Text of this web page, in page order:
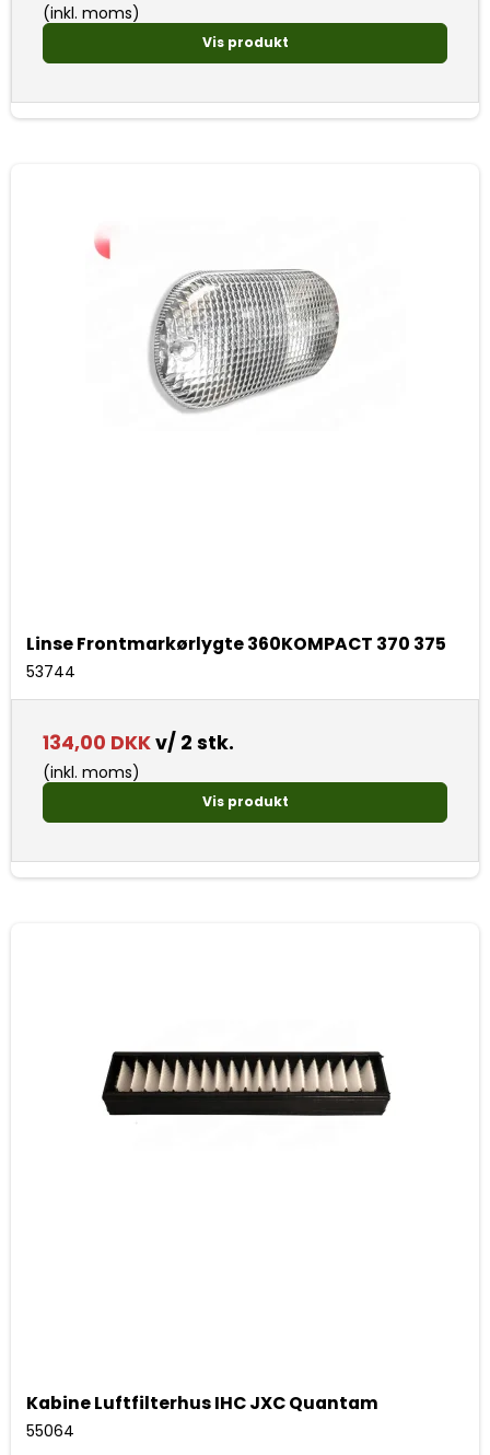
(inkl. moms)
Vis produkt
Linse Frontmarkørlygte 360KOMPACT 370 375
53744
134,00 DKKv/ 2 stk.
(inkl. moms)
Vis produkt
Kabine Luftfilterhus IHC JXC Quantam
55064